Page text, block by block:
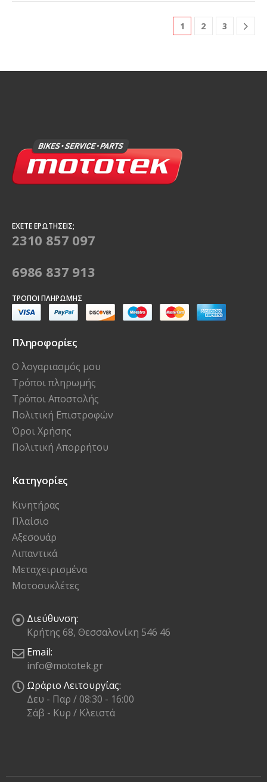
1 2 3
ΈΧΕΤΕ ΕΡΩΤΉΣΕΙΣ;
2310 857 097
6986 837 913
ΤΡΌΠΟΙ ΠΛΗΡΩΜΉΣ
Πληροφορίες
Ο λογαριασμός μου
Τρόποι πληρωμής
Τρόποι Αποστολής
Πολιτική Επιστροφών
Όροι Χρήσης
Πολιτική Απορρήτου
Κατηγορίες
Κινητήρας
Πλαίσιο
Αξεσουάρ
Λιπαντικά
Μεταχειρισμένα
Μοτοσυκλέτες
Διεύθυνση:
Κρήτης 68, Θεσσαλονίκη 546 46
Email:
info@mototek.gr
Ωράριο Λειτουργίας:
Δευ - Παρ / 08:30 - 16:00
Σάβ - Κυρ / Κλειστά